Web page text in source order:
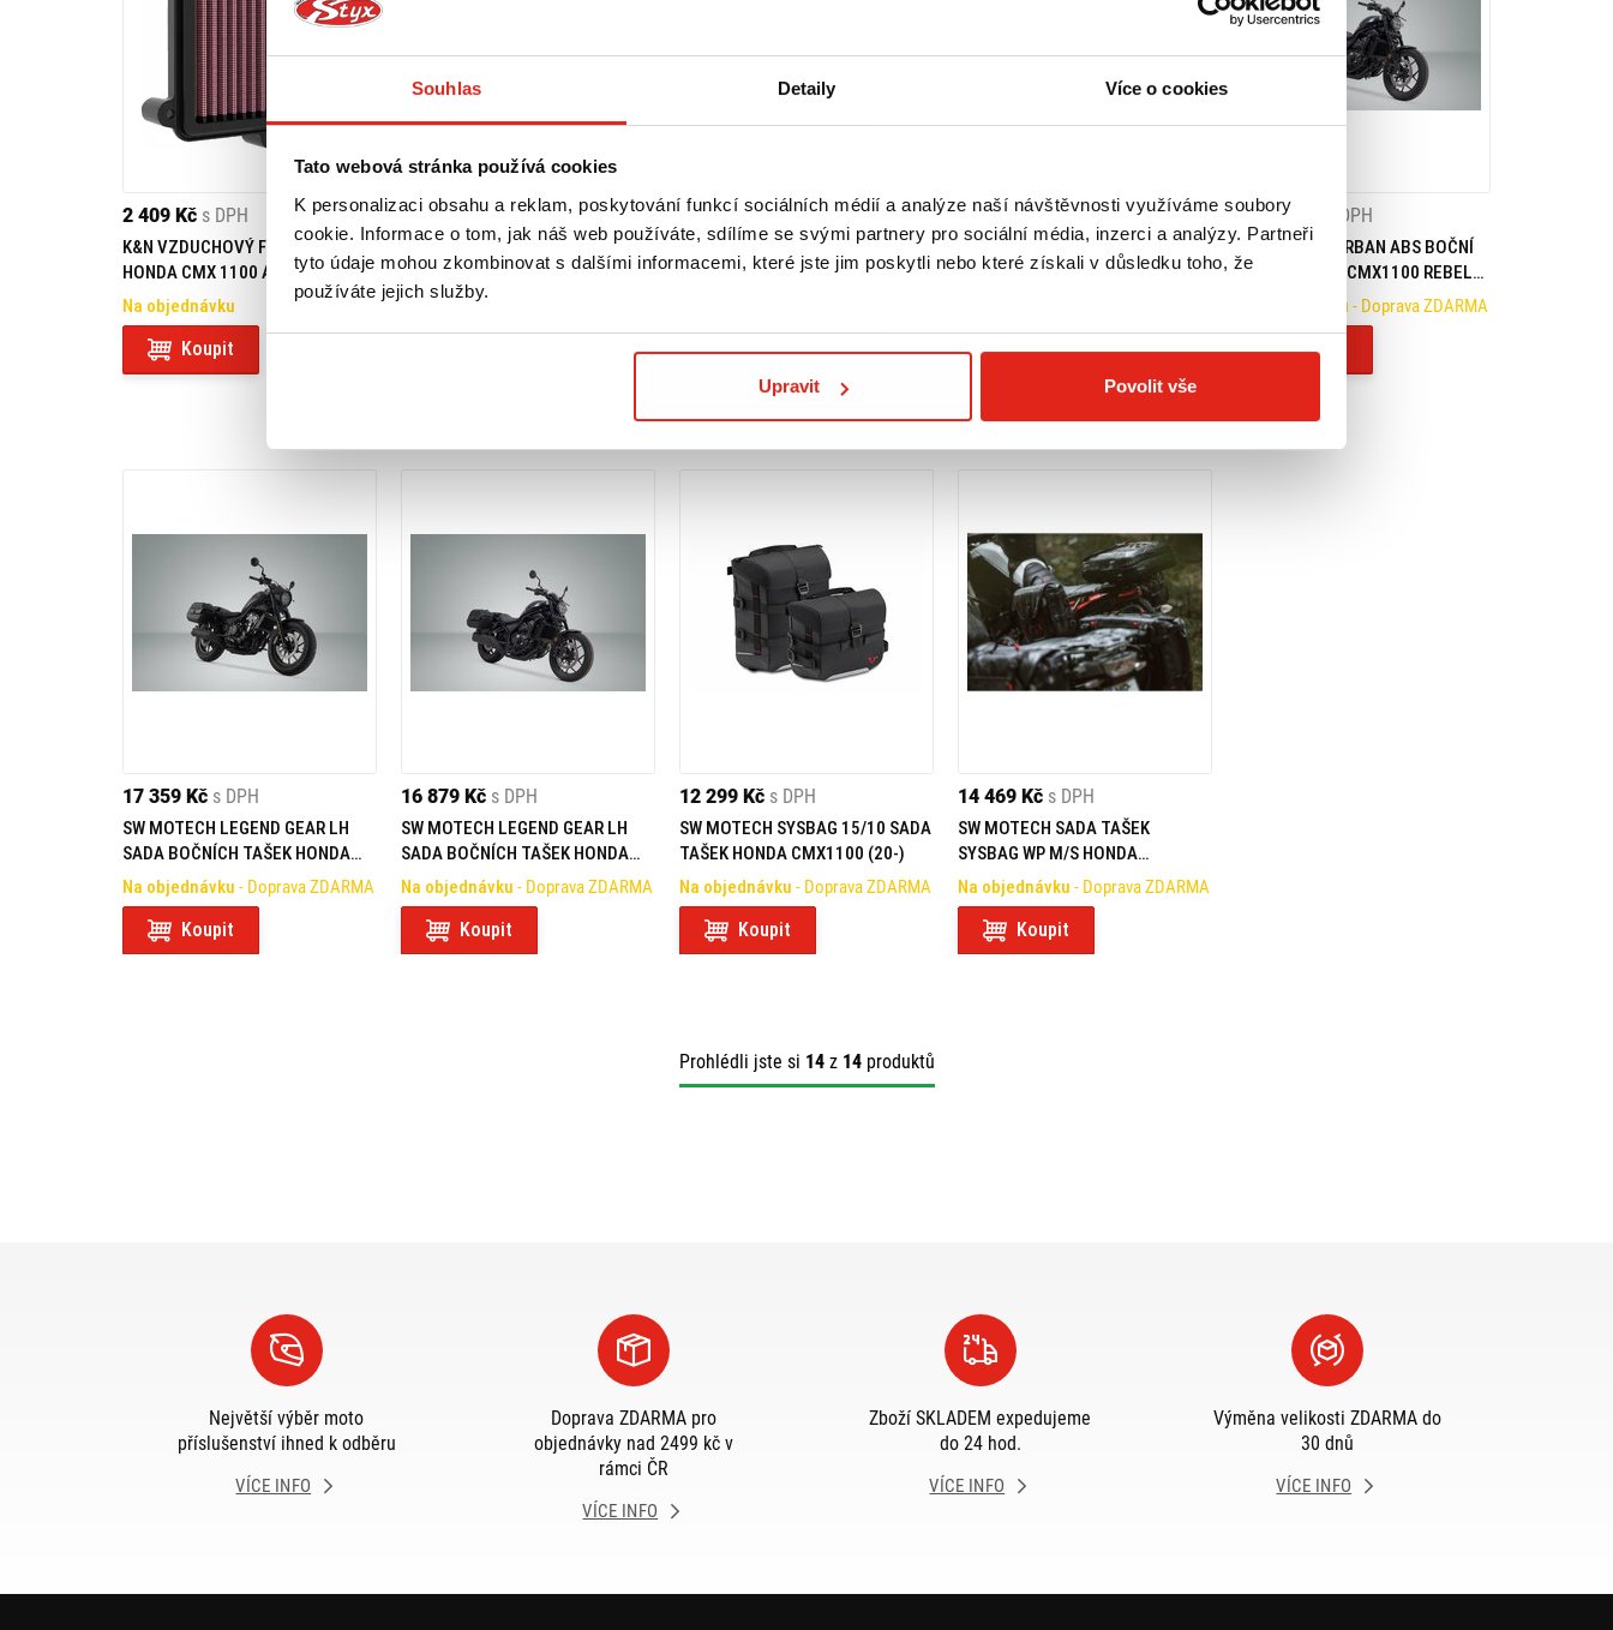
Souhlas Detaily Více o cookies
Tato webová stránka používá cookies
K personalizaci obsahu a reklam, poskytování funkcí sociálních médií a analýze naší návštěvnosti využíváme soubory
cookie. Informace o tom, jak náš web používáte, sdílíme se svými partnery pro sociální média, inzerci a analýzy. Partneři
tyto údaje mohou zkombinovat s dalšími informacemi, které jste jim poskytli nebo které získali v důsledku toho, že
používáte jejich služby.
Upravit Povolit vše
2 409 Kč s DPH
K&N VZDUCHOVÝ FILTER PRE
HONDA CMX 1100 ABS (21-24) /
CMX 1100 T ABS (23-24)
Na objednávku
Koupit
5 549 Kč s DPH
SW MOTECH PADACÍ RÁM HONDA
CMX1100 REBEL DCT (20-)
Na objednávku
13 139 Kč s DPH
SW MOTECH LEGEND GEAR LC
BLACK EDITION SADA BOČNÍCH
Koupit
13 139 Kč s DPH
SW MOTECH LEGEND GEAR LC
SADA BOČNÍCH TAŠEK HONDA
Koupit
12 539 Kč s DPH
SW MOTECH URBAN ABS BOČNÍ
KUFRY HONDA CMX1100 REBEL
Na objednávku - Doprava ZDARMA
Koupit
17 359 Kč s DPH
SW MOTECH LEGEND GEAR LH
SADA BOČNÍCH TAŠEK HONDA
CMX1100 REBEL (20-)
Na objednávku - Doprava ZDARMA
Koupit
16 879 Kč s DPH
SW MOTECH LEGEND GEAR LH
SADA BOČNÍCH TAŠEK HONDA
CMX1100 REBEL (20-)
Na objednávku - Doprava ZDARMA
Koupit
12 299 Kč s DPH
SW MOTECH SYSBAG 15/10 SADA
TAŠEK HONDA CMX1100 (20-)
Na objednávku - Doprava ZDARMA
Koupit
14 469 Kč s DPH
SW MOTECH SADA TAŠEK
SYSBAG WP M/S HONDA
CMX1100 REBEL (20-)
Na objednávku - Doprava ZDARMA
Koupit
Prohlédli jste si 14z 14produktů
Největší výběr moto
příslušenství ihned k odběru
VÍCE INFO
Doprava ZDARMA pro
objednávky nad 2499 kč v
rámci ČR
VÍCE INFO
Zboží SKLADEM expedujeme
do 24 hod.
VÍCE INFO
Výměna velikosti ZDARMA do
30 dnů
VÍCE INFO